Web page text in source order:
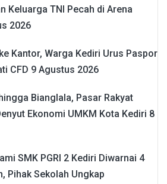
Keluarga TNI Pecah di Arena
2026
Kantor, Warga Kediri Urus Paspor
CFD 9 Agustus 2026
Bianglala, Pasar Rakyat
Ekonomi UMKM Kota Kediri 8
SMK PGRI 2 Kediri Diwarnai 4
Pihak Sekolah Ungkap